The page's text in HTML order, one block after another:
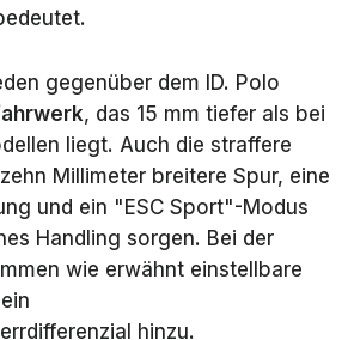
gegenüber dem ID. Polo
, das 15 mm tiefer als bei
liegt. Auch die straffere
Millimeter breitere Spur, eine
und ein "ESC Sport"-Modus
Handling sorgen. Bei der
wie erwähnt einstellbare
hinzu.